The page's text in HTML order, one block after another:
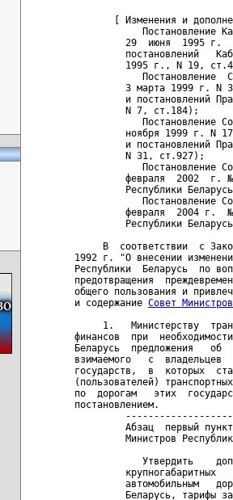
[ Изменения и
Постановление
29  июня  1995 г.
постановлений
1995 г., N 19,
Постановление
3 марта 1999 г. N
и постановлений
         N 7, ст.184);
Постановление
ноября 1999 г. N
и постановлений
         N 31, ст.927);
Постановление
февраля  2002  г.
Республики
Постановление
февраля  2004 г.
Республики
В  соответствии  с
1992 г. "О внесении
Республики  Беларусь  по
предотвращения
общего пользования и
и содержание Совет